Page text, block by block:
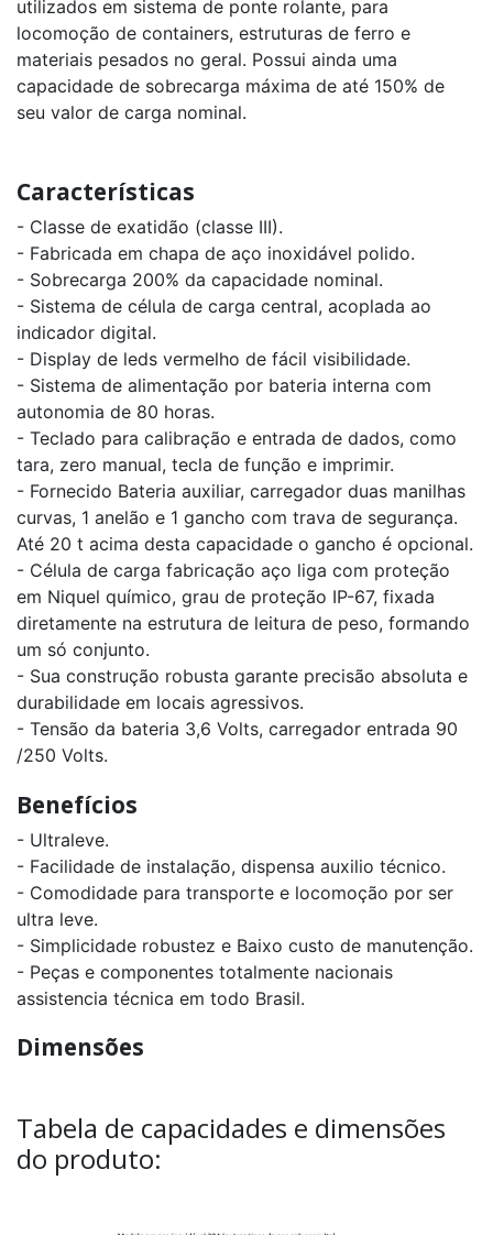
utilizados em sistema de ponte rolante, para
locomoção de containers, estruturas de ferro e
materiais pesados no geral. Possui ainda uma
capacidade de sobrecarga máxima de até 150% de
seu valor de carga nominal.
Características
- Classe de exatidão (classe III).
- Fabricada em chapa de aço inoxidável polido.
- Sobrecarga 200% da capacidade nominal.
- Sistema de célula de carga central, acoplada ao
indicador digital.
- Display de leds vermelho de fácil visibilidade.
- Sistema de alimentação por bateria interna com
autonomia de 80 horas.
- Teclado para calibração e entrada de dados, como
tara, zero manual, tecla de função e imprimir.
- Fornecido Bateria auxiliar, carregador duas manilhas
curvas, 1 anelão e 1 gancho com trava de segurança.
Até 20 t acima desta capacidade o gancho é opcional.
- Célula de carga fabricação aço liga com proteção
em Niquel químico, grau de proteção IP-67, fixada
diretamente na estrutura de leitura de peso, formando
um só conjunto.
- Sua construção robusta garante precisão absoluta e
durabilidade em locais agressivos.
- Tensão da bateria 3,6 Volts, carregador entrada 90
/250 Volts.
Benefícios
- Ultraleve.
- Facilidade de instalação, dispensa auxilio técnico.
- Comodidade para transporte e locomoção por ser
ultra leve.
- Simplicidade robustez e Baixo custo de manutenção.
- Peças e componentes totalmente nacionais
assistencia técnica em todo Brasil.
Dimensões
Tabela de capacidades e dimensões
do produto:
Anel
Dinamométrico
Analógico